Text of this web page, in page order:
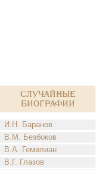
Случайные
биографии
И.Н. Баранов
В.М. Безбоков
В.А. Гемилиан
В.Г. Глазов